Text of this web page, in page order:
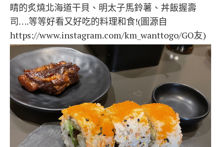
睛的炙燒北海道干貝、明太子馬鈴薯、丼飯握壽
司….等等好看又好吃的料理和食!(圖源自
https://www.instagram.com/km_wanttogo/GO友)